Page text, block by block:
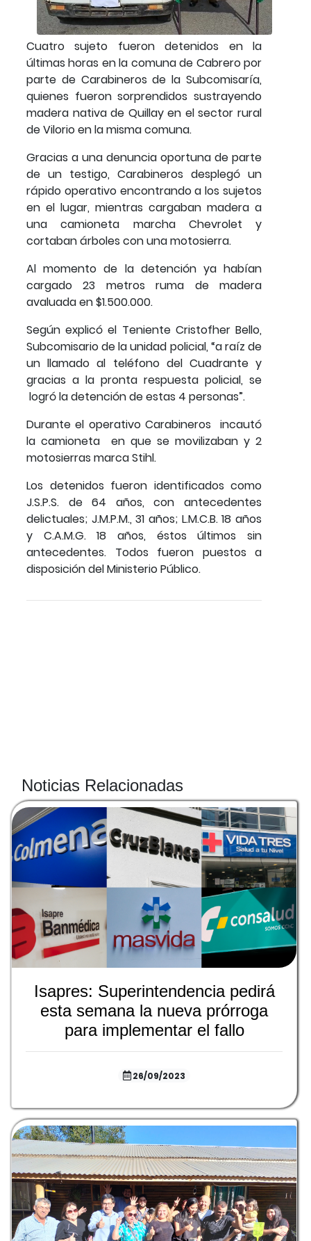
Cuatro sujeto fueron detenidos en la
últimas horas en la comuna de Cabrero por
parte de Carabineros de la Subcomisaría,
quienes fueron sorprendidos sustrayendo
madera nativa de Quillay en el sector rural
de Vilorio en la misma comuna.
Gracias a una denuncia oportuna de parte
de un testigo, Carabineros desplegó un
rápido operativo encontrando a los sujetos
en el lugar, mientras cargaban madera a
una camioneta marcha Chevrolet y
cortaban árboles con una motosierra.
Al momento de la detención ya habían
cargado 23 metros ruma de madera
avaluada en $1.500.000.
Según explicó el Teniente Cristofher Bello,
Subcomisario de la unidad policial, “a raíz de
un llamado al teléfono del Cuadrante y
gracias a la pronta respuesta policial, se
logró la detención de estas 4 personas”.
Durante el operativo Carabineros incautó
la camioneta en que se movilizaban y 2
motosierras marca Stihl.
Los detenidos fueron identificados como
J.S.P.S. de 64 años, con antecedentes
delictuales; J.M.P.M., 31 años; L.M.C.B. 18 años
y C.A.M.G. 18 años, éstos últimos sin
antecedentes. Todos fueron puestos a
disposición del Ministerio Público.
Noticias Relacionadas
Isapres: Superintendencia pedirá
esta semana la nueva prórroga
para implementar el fallo
26/09/2023